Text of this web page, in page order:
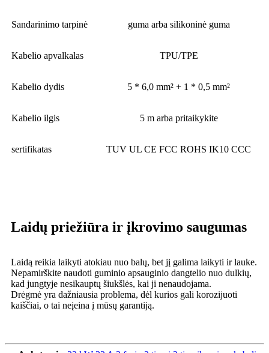
Sandarinimo tarpinė guma arba silikoninė guma
Kabelio apvalkalas TPU/TPE
Kabelio dydis 5 * 6,0 mm² + 1 * 0,5 mm²
Kabelio ilgis 5 m arba pritaikykite
sertifikatas TUV UL CE FCC ROHS IK10 CCC
Laidų priežiūra ir įkrovimo saugumas
Laidą reikia laikyti atokiau nuo balų, bet jį galima laikyti ir lauke.
Nepamirškite naudoti guminio apsauginio dangtelio nuo dulkių,
kad jungtyje nesikauptų šiukšlės, kai ji nenaudojama.
Drėgmė yra dažniausia problema, dėl kurios gali korozijuoti
kaiščiai, o tai neįeina į mūsų garantiją.